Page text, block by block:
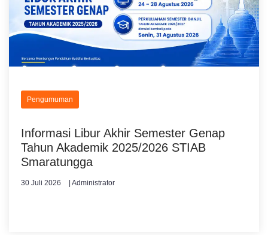
Pengumuman
Informasi Libur Akhir Semester Genap
Tahun Akademik 2025/2026 STIAB
Smaratungga
30 Juli 2026 | Administrator